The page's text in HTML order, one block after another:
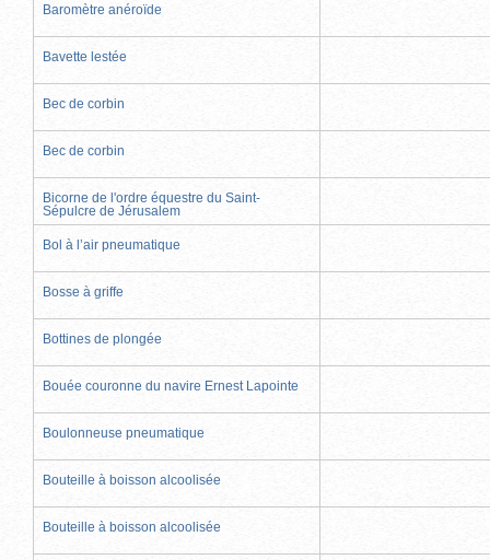
Baromètre anéroïde
Bavette lestée
Bec de corbin
Bec de corbin
Bicorne de l'ordre équestre du Saint-
Sépulcre de Jérusalem
Bol à l’air pneumatique
Bosse à griffe
Bottines de plongée
Bouée couronne du navire Ernest Lapointe
Boulonneuse pneumatique
Bouteille à boisson alcoolisée
Bouteille à boisson alcoolisée